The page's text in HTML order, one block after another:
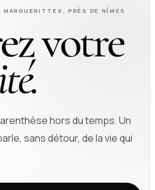
MARGUERITTES, PRÈS DE NÎMES
votre
hors du temps. Un
sans détour, de la vie qui